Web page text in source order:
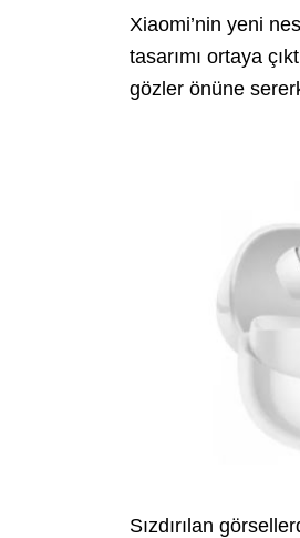
Xiaomi’nin yeni
tasarımı ortaya
gözler önüne
Sızdırılan